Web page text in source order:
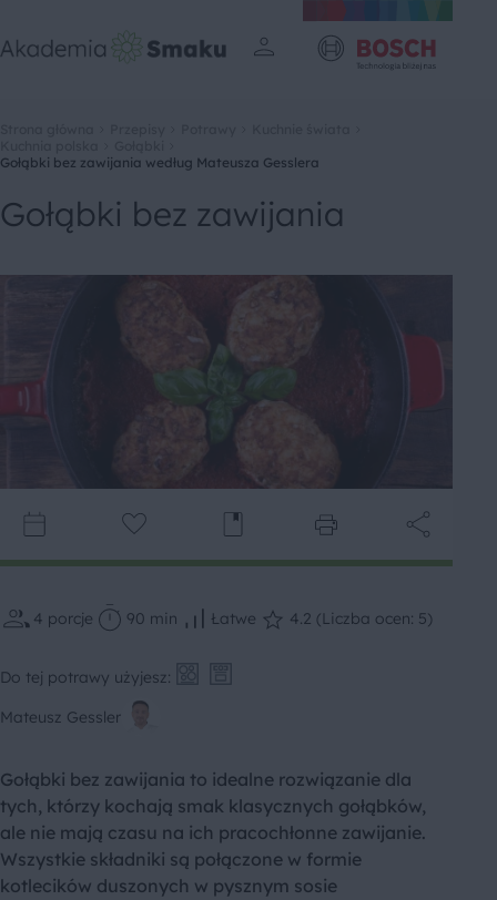
Gołąbki bez zawijania według Mateusza Gesslera
Gołąbki bez zawijania
4 porcje 90 min Łatwe 4.2 (Liczba ocen: 5)
Do tej potrawy użyjesz:
Mateusz Gessler
Gołąbki bez zawijania to idealne rozwiązanie dla
tych, którzy kochają smak klasycznych gołąbków,
ale nie mają czasu na ich pracochłonne zawijanie.
Wszystkie składniki są połączone w formie
kotlecików duszonych w pysznym sosie